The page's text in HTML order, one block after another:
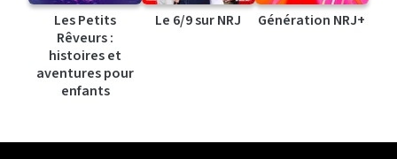
Les Petits
Rêveurs :
histoires et
aventures pour
enfants
Le 6/9 sur NRJ Génération NRJ+